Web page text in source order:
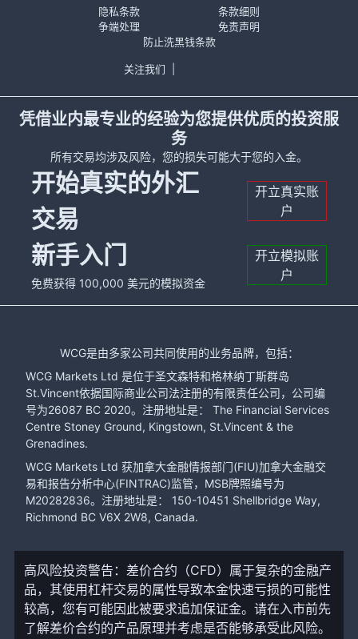
隐私条款
条款细则
争端处理
免责声明
防止洗黑钱条款
关注我们
凭借业内最专业的经验为您提供优质的投资服
务
所有交易均涉及风险，您的损失可能大于您的入金。
开始真实的外汇
交易
开立真实账
户
新手入门
免费获得 100,000 美元的模拟资金
开立模拟账
户
WCG是由多家公司共同使用的业务品牌，包括：
WCG Markets Ltd 是位于圣文森特和格林纳丁斯群岛
St.Vincent依据国际商业公司法注册的有限责任公司，公司编
号为26087 BC 2020。注册地址是： The Financial Services
Centre Stoney Ground, Kingstown, St.Vincent & the
Grenadines.
WCG Markets Ltd 获加拿大金融情报部门(FIU)加拿大金融交
易和报告分析中心(FINTRAC)监管，MSB牌照编号为
M20282836。注册地址是： 150-10451 Shellbridge Way,
Richmond BC V6X 2W8, Canada.
高风险投资警告：差价合约（CFD）属于复杂的金融产
品，其使用杠杆交易的属性导致本金快速亏损的可能性
较高，您有可能因此被要求追加保证金。请在入市前先
了解差价合约的产品原理并考虑是否能够承受此风险。